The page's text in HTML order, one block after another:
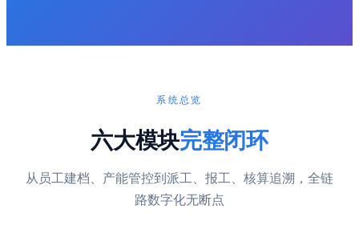
系统总览
六大模块完整闭环
从员工建档、产能管控到派工、报工、核算追溯，全链
路数字化无断点